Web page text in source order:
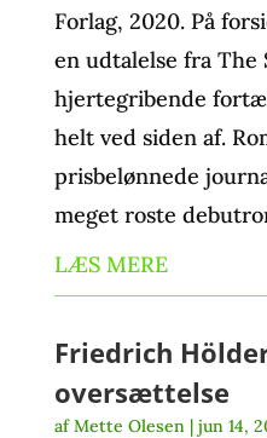
Forlag, 2020. På
en udtalelse fra The
hjertegribende
helt ved siden af.
prisbelønnede
meget roste
LÆS MERE
Friedrich
oversættelse
afMette Olesen| jun 14,